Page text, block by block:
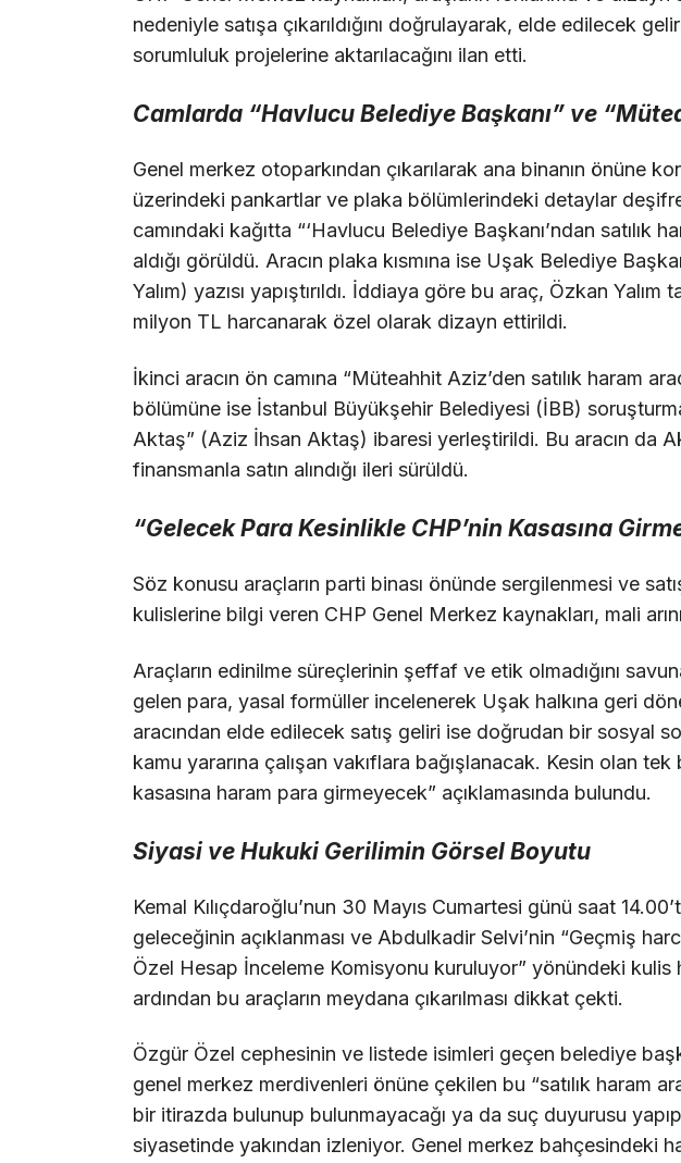
nedeniyle satışa çıkarıldığını doğrulayarak, elde edilecek
sorumluluk projelerine aktarılacağını ilan etti.
Camlarda “Havlucu Belediye Başkanı” ve
Genel merkez otoparkından çıkarılarak ana binanın önüne
üzerindeki pankartlar ve plaka bölümlerindeki detaylar
camındaki kağıtta “‘Havlucu Belediye Başkanı’ndan satılık
aldığı görüldü. Aracın plaka kısmına ise Uşak Belediye
Yalım) yazısı yapıştırıldı. İddiaya göre bu araç, Özkan Yalım
milyon TL harcanarak özel olarak dizayn ettirildi.
İkinci aracın ön camına “Müteahhit Aziz’den satılık haram
bölümüne ise İstanbul Büyükşehir Belediyesi (İBB)
Aktaş” (Aziz İhsan Aktaş) ibaresi yerleştirildi. Bu aracın da
finansmanla satın alındığı ileri sürüldü.
“Gelecek Para Kesinlikle CHP’nin Kasasına
Söz konusu araçların parti binası önünde sergilenmesi ve
kulislerine bilgi veren CHP Genel Merkez kaynakları, mali
Araçların edinilme süreçlerinin şeffaf ve etik olmadığını
gelen para, yasal formüller incelenerek Uşak halkına geri
aracından elde edilecek satış geliri ise doğrudan bir sosyal
kamu yararına çalışan vakıflara bağışlanacak. Kesin olan
kasasına haram para girmeyecek” açıklamasında bulundu.
Siyasi ve Hukuki Gerilimin Görsel Boyutu
Kemal Kılıçdaroğlu’nun 30 Mayıs Cumartesi günü saat
geleceğinin açıklanması ve Abdulkadir Selvi’nin “Geçmiş
Özel Hesap İnceleme Komisyonu kuruluyor” yönündeki kulis
ardından bu araçların meydana çıkarılması dikkat çekti.
Özgür Özel cephesinin ve listede isimleri geçen belediye
genel merkez merdivenleri önüne çekilen bu “satılık haram
bir itirazda bulunup bulunmayacağı ya da suç duyurusu
siyasetinde yakından izleniyor. Genel merkez bahçesindeki